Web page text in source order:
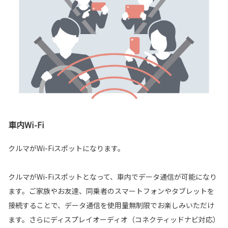
車内Wi-Fi
クルマがWi-Fiスポットになります。
クルマがWi-Fiスポットとなって、車内でデータ通信が可能になり
ます。ご家族やお友達、同乗者のスマートフォンやタブレットを
接続することで、データ通信を使用量無制限でお楽しみいただけ
ます。さらにディスプレイオーディオ（コネクティッドナビ対応）